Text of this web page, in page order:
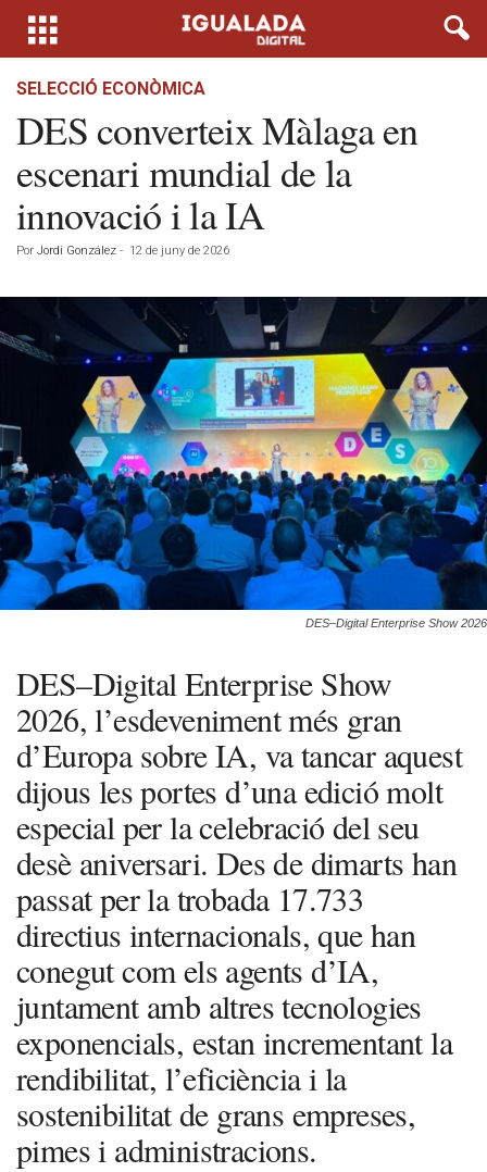
SELECCIÓ ECONÒMICA
DES converteix Màlaga en
escenari mundial de la
innovació i la IA
Por Jordi González - 12 de juny de 2026
DES–Digital Enterprise Show 2026
DES–Digital Enterprise Show
2026, l’esdeveniment més gran
d’Europa sobre IA, va tancar aquest
dijous les portes d’una edició molt
especial per la celebració del seu
desè aniversari. Des de dimarts han
passat per la trobada 17.733
directius internacionals, que han
conegut com els agents d’IA,
juntament amb altres tecnologies
exponencials, estan incrementant la
rendibilitat, l’eficiència i la
sostenibilitat de grans empreses,
pimes i administracions.